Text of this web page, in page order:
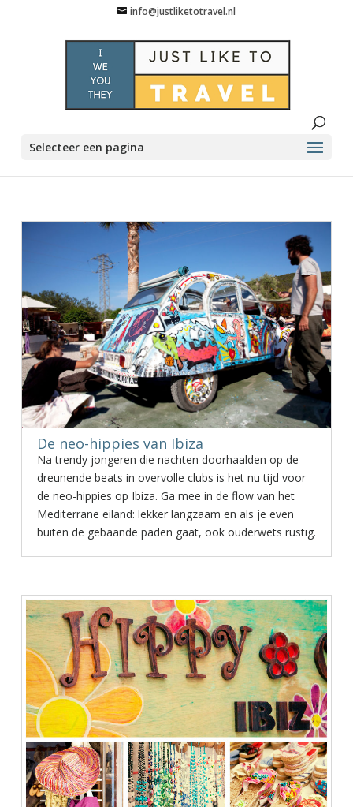
info@justliketotravel.nl
Selecteer een pagina
De neo-hippies van Ibiza
Na trendy jongeren die nachten doorhaalden op de
dreunende beats in overvolle clubs is het nu tijd voor
de neo-hippies op Ibiza. Ga mee in de flow van het
Mediterrane eiland: lekker langzaam en als je even
buiten de gebaande paden gaat, ook ouderwets rustig.